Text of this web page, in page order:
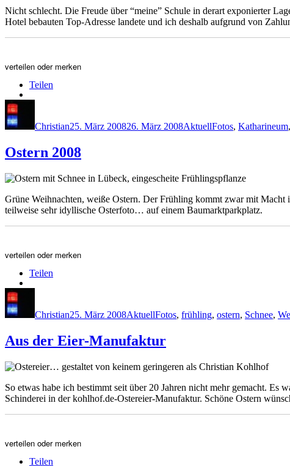
Nicht schlecht. Die Freude über “meine” Schule in derart exponierter
Hotel bebauten Top-Adresse landete und ich deshalb aufgrund von
verteilen oder merken
Teilen
Christian25. März 200826. März 2008AktuellFotos, Katharineum,
Ostern 2008
Grüne Weihnachten, weiße Ostern. Der Frühling kommt zwar mit Macht
teilweise sehr idyllische Osterfoto… auf einem Baumarktparkplatz.
verteilen oder merken
Teilen
Christian25. März 2008AktuellFotos, frühling, ostern, Schnee,
Aus der Eier-Manufaktur
So etwas habe ich bestimmt seit über 20 Jahren nicht mehr gemacht.
Schinderei in der kohlhof.de-Ostereier-Manufaktur. Schöne Ostern
verteilen oder merken
Teilen